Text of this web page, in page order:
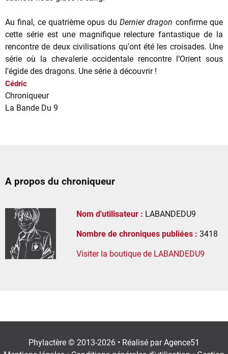
Au final, ce quatrième opus du Dernier dragon confirme que
cette série est une magnifique relecture fantastique de la
rencontre de deux civilisations qu'ont été les croisades. Une
série où la chevalerie occidentale rencontre l’Orient sous
l'égide des dragons. Une série à découvrir !
Cédric
Chroniqueur
La Bande Du 9
A propos du chroniqueur
Nom d'utilisateur : LABANDEDU9
Nombre de chroniques publiées : 3418
Visiter la boutique de LABANDEDU9
Phylactère © 2013-2026 • Réalisé parAgence51